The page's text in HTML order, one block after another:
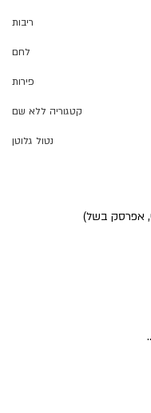
ריבות
לחם
פירות
קטגוריה ללא שם
נטול גלוטן